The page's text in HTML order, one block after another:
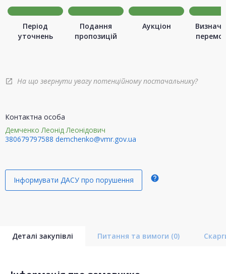
Період
уточнень
Подання
пропозицій
Аукціон
open_in_new На що звернути увагу потенційному постачальнику?
Контактна особа
Демченко Леонід Леонідович
380679797588 demchenko@vmr.gov.ua
Інформувати ДАСУ про порушення help
Деталі закупівлі Питання та вимоги (0)